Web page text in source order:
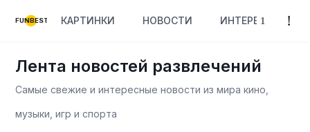
FUNBEST КАРТИНКИ НОВОСТИ ИНТЕРЕСНОЕ
Лента новостей развлечений
Самые свежие и интересные новости из мира кино,
музыки, игр и спорта